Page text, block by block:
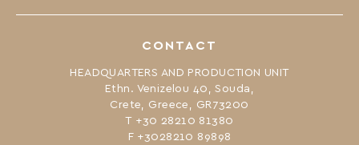
CONTACT
HEADQUARTERS AND PRODUCTION UNIT
Ethn. Venizelou 40, Souda,
Crete, Greece, GR73200
Τ +30 28210 81380
F +3028210 89898